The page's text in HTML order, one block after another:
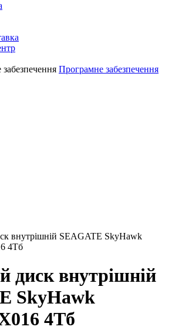
Програмне забезпечення
внутрішній SEAGATE SkyHawk
4Тб
диск внутрішній
SkyHawk
4Тб